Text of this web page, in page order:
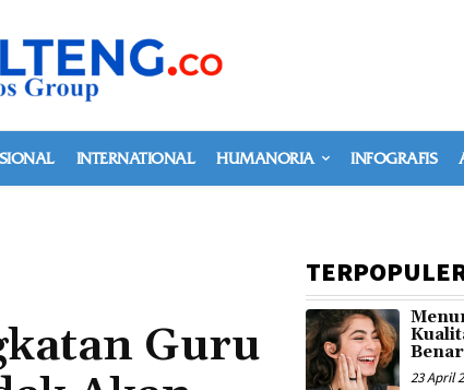
INTERNATIONAL HUMANORIA INFOGRAFIS
Guru
23 April